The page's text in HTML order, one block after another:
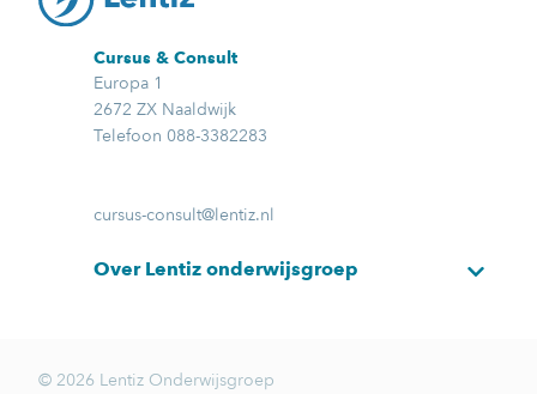
Cursus & Consult
Europa 1
2672 ZX Naaldwijk
Telefoon 088-3382283
cursus-consult@lentiz.nl
Over Lentiz onderwijsgroep
© 2026 Lentiz Onderwijsgroep